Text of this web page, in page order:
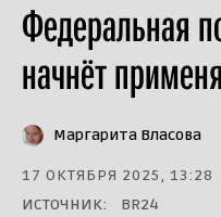
Федеральная
начнёт
Маргарита Власова
17 ОКТЯБРЯ 2025, 13:28
ИСТОЧНИК:
BR24